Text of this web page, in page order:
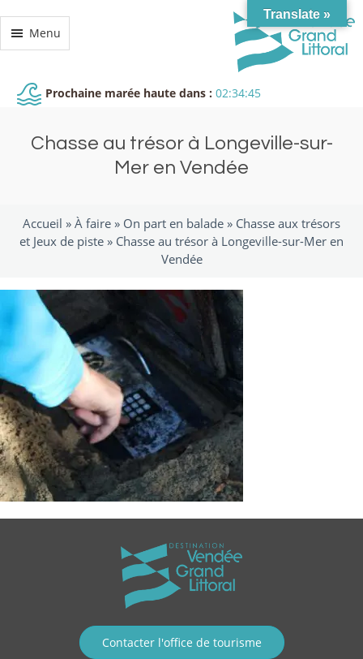
Menu
Prochaine marée haute dans : 02:34:45
Chasse au trésor à Longeville-sur-
Mer en Vendée
Accueil » À faire » On part en balade » Chasse aux trésors
et Jeux de piste » Chasse au trésor à Longeville-sur-Mer en
Vendée
Contacter l'office de tourisme
Translate »